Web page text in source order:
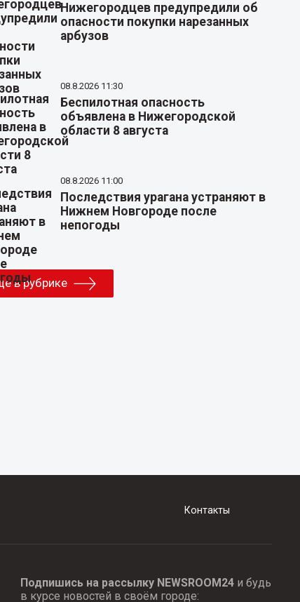
Нижегородцев предупредили об
опасности покупки нарезанных
арбузов
08.8.2026 11:30
Беспилотная опасность
объявлена в Нижегородской
области 8 августа
08.8.2026 11:00
Последствия урагана устраняют в
Нижнем Новгороде после
непогоды
в рубрике
Контакты
Подпишись на рассылку NEWSROOM24и будь
в курсе новостей в своём городе: